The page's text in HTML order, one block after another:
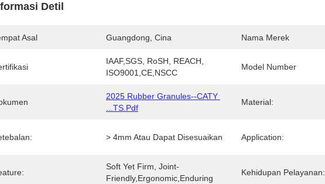
Detil
Asal Guangdong, Cina Nama Merek
IAAF,SGS, RoSH, REACH,
ISO9001,CE,NSCC
Model Number
2025 Rubber Granules--CATY
...TS.pdf
Material:
> 4mm Atau Dapat Disesuaikan Application:
Soft Yet Firm, Joint-
Friendly,Ergonomic,Enduring
Kehidupan Pelayanan: